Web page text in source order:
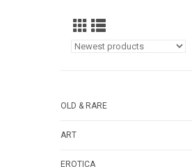
OLD & RARE
ART
EROTICA